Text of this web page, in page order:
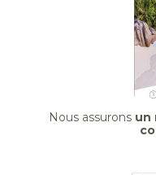
Nous assurons un